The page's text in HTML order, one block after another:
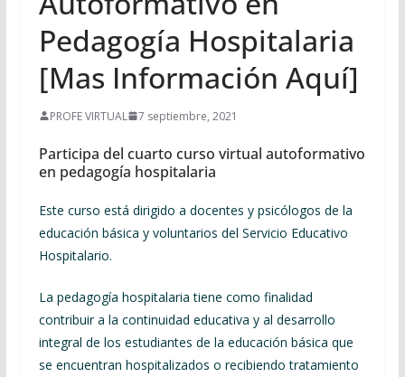
Pedagogía Hospitalaria
[Mas Información Aquí]
PROFE VIRTUAL 7 septiembre, 2021
Participa del cuarto curso virtual autoformativo
en pedagogía hospitalaria
Este curso está dirigido a docentes y psicólogos de la
educación básica y voluntarios del Servicio Educativo
Hospitalario.
La pedagogía hospitalaria tiene como finalidad
contribuir a la continuidad educativa y al desarrollo
integral de los estudiantes de la educación básica que
se encuentran hospitalizados o recibiendo tratamiento